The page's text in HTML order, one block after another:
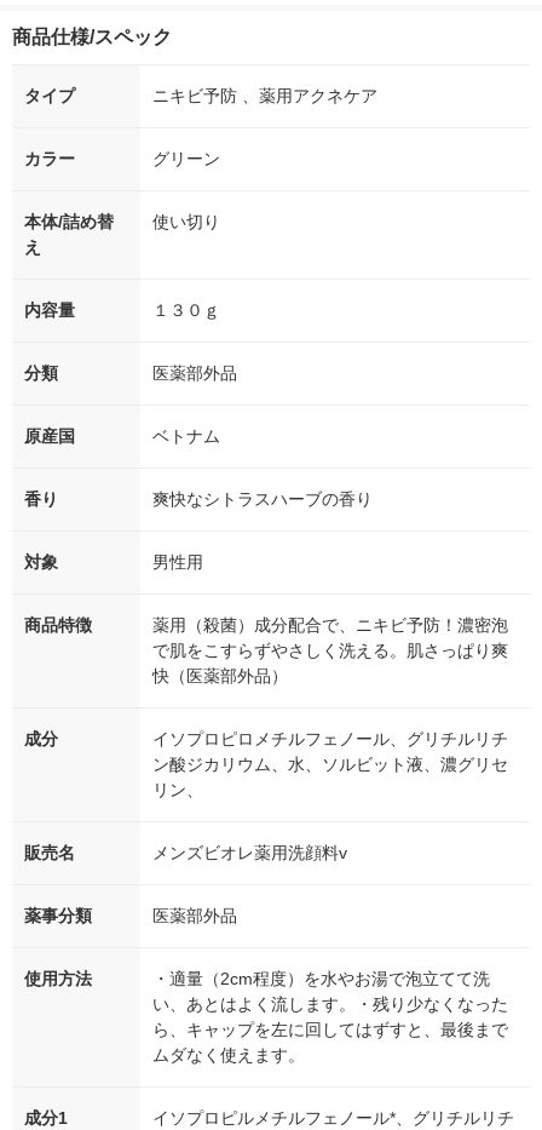
商品仕様/スペック
タイプ ニキビ予防 、薬用アクネケア
カラー グリーン
本体/詰め替
え
使い切り
内容量 １３０ｇ
分類 医薬部外品
原産国 ベトナム
香り 爽快なシトラスハーブの香り
対象 男性用
商品特徴
薬用（殺菌）成分配合で、ニキビ予防！濃密泡
で肌をこすらずやさしく洗える。肌さっぱり爽
快（医薬部外品）
成分
イソプロピロメチルフェノール、グリチルリチ
ン酸ジカリウム、水、ソルビット液、濃グリセ
リン、
販売名 メンズビオレ薬用洗顔料v
薬事分類 医薬部外品
使用方法
・適量（2cm程度）を水やお湯で泡立てて洗
い、あとはよく流します。・残り少なくなった
ら、キャップを左に回してはずすと、最後まで
ムダなく使えます。
成分1
イソプロピルメチルフェノール*、グリチルリチ